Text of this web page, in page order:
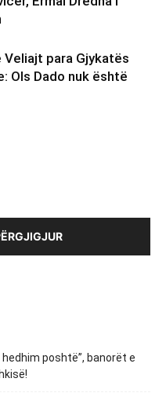
Veliajt para Gjykatës
Ols Dado nuk është
poshtë”, banorët e